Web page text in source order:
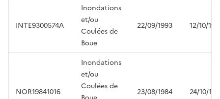
INTE9300574A
Inondations
et/ou
Coulées de
Boue
22/09/1993 12/10/
NOR19841016
Inondations
et/ou
Coulées de
23/08/1984 24/10/